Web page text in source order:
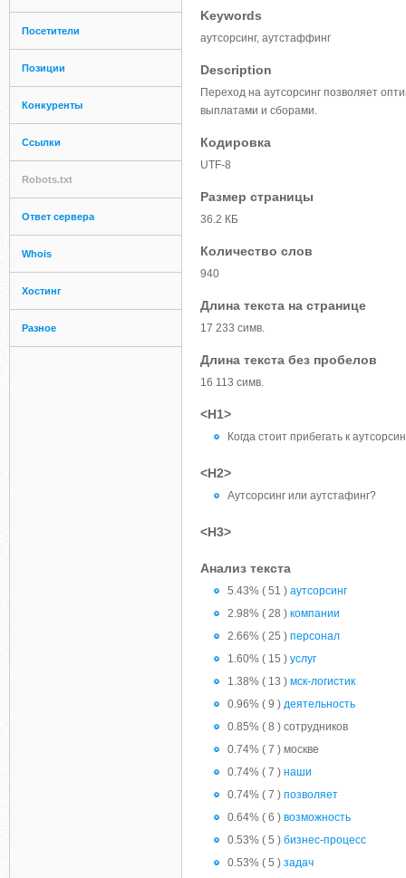
Посетители
Позиции
Конкуренты
Ссылки
Robots.txt
Ответ сервера
Whois
Хостинг
Разное
Keywords
аутсорсинг, аутстаффинг
Description
Переход на аутсорсинг позволяет
выплатами и сборами.
Кодировка
UTF-8
Размер страницы
36.2 КБ
Количество слов
940
Длина текста на странице
17 233 симв.
Длина текста без пробелов
16 113 симв.
<H1>
Когда стоит прибегать к
<H2>
Аутсорсинг или аутстафинг?
<H3>
Анализ текста
5.43% ( 51 ) аутсорсинг
2.98% ( 28 ) компании
2.66% ( 25 ) персонал
1.60% ( 15 ) услуг
1.38% ( 13 ) мск-логистик
0.96% ( 9 ) деятельность
0.85% ( 8 ) сотрудников
0.74% ( 7 ) москве
0.74% ( 7 ) наши
0.74% ( 7 ) позволяет
0.64% ( 6 ) возможность
0.53% ( 5 ) бизнес-процесс
0.53% ( 5 ) задач